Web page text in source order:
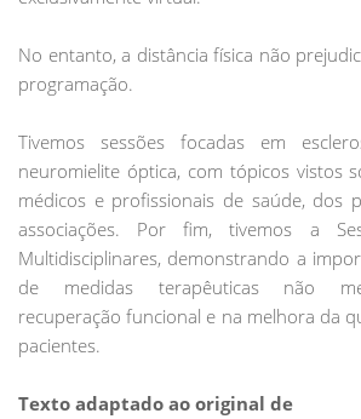
No entanto, a distância física não
programação.
Tivemos sessões focadas em
neuromielite óptica, com tópicos vistos
médicos e profissionais de saúde, dos
associações. Por fim, tivemos a
Multidisciplinares, demonstrando a
de medidas terapêuticas não
recuperação funcional e na melhora da
pacientes.
Texto adaptado ao original de